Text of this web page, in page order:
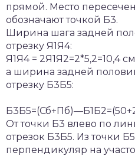
прямой. Место
обозначают точкой Б3.
Ширина шага задней
отрезку Я1Я4:
Я1Я4 = 2Я1Я2=2*5,2=10,4
а ширина задней
отрезку Б3Б5:
От точки Б3 влево по
отрезок Б3Б5. Из точки
перпендикуляр на